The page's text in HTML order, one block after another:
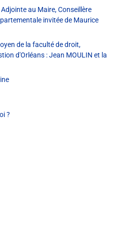
au Maire, Conseillère
invitée de Maurice
de la faculté de droit,
d'Orléans : Jean MOULIN et la
?